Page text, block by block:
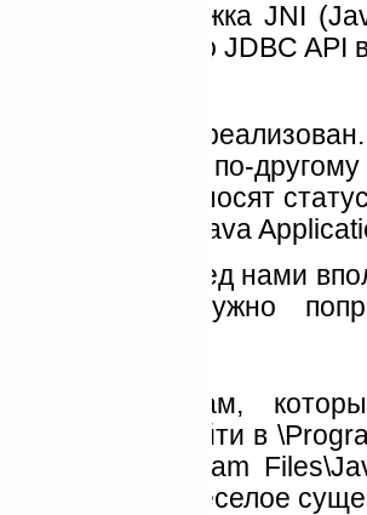
поддержка JNI
то JDBC API
не
реализованы по-
вообще носят
(PersonalJava
фактически перед нами
можно и нужно
к примерам,
Их можно найти в
\Program
И увидим веселое